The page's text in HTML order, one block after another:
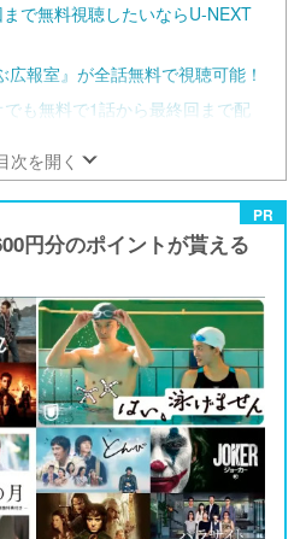
で無料視聴したいならU-NEXT
報室』が全話無料で視聴可能！
も無料で1話から最終回まで配
次を開く
PR
円分のポイントが貰える